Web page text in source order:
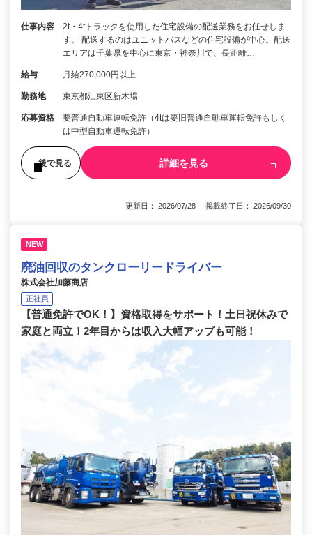
仕事内容
2t・4tトラックを使用した住宅設備の配送業務をお任せしま
す。 配送するのはユニットバスなどの住宅設備が中心。配送
エリアは千葉県を中心に東京・神奈川で、長距離…
給与 月給270,000円以上
勤務地 東京都江東区新木場
応募資格
要普通自動車運転免許（4tは要旧普通自動車運転免許もしく
は中型自動車運転免許）
後で見る 詳細を見る
更新日： 2026/07/28 掲載終了日： 2026/09/30
NEW
廃油回収のタンクローリードライバー
株式会社加藤商店
正社員
【普通免許でOK！】資格取得をサポート！土日祝休みで
家庭と両立！2年目からは収入大幅アップも可能！